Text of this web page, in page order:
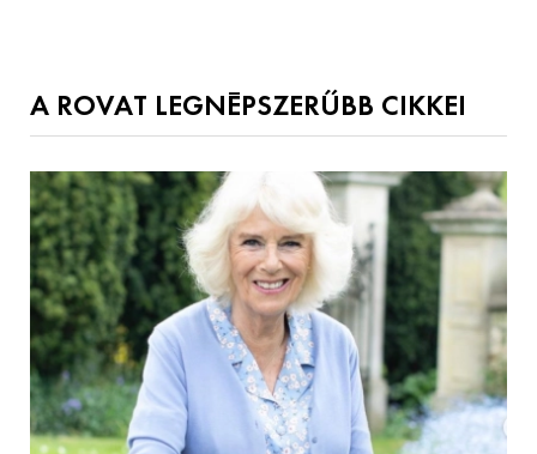
A ROVAT LEGNÉPSZERŰBB CIKKEI